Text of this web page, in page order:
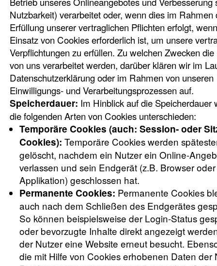
Nutzbarkeit) verarbeitet oder, wenn dies im Rahmen
Erfüllung unserer vertraglichen Pflichten erfolgt,
Einsatz von Cookies erforderlich ist, um unsere
Verpflichtungen zu erfüllen. Zu welchen Zwecken
von uns verarbeitet werden, darüber klären wir im
Datenschutzerklärung oder im Rahmen von unseren
Einwilligungs- und Verarbeitungsprozessen auf.
Speicherdauer: Im Hinblick auf die Speicherdauer
die folgenden Arten von Cookies unterschieden:
Temporäre Cookies (auch: Session- oder
Cookies): Temporäre Cookies werden
gelöscht, nachdem ein Nutzer ein Online-
verlassen und sein Endgerät (z.B. Browser
Applikation) geschlossen hat.
Permanente Cookies: Permanente Cookies
auch nach dem Schließen des Endgerätes
So können beispielsweise der Login-Status
oder bevorzugte Inhalte direkt angezeigt
der Nutzer eine Website erneut besucht.
die mit Hilfe von Cookies erhobenen Daten der